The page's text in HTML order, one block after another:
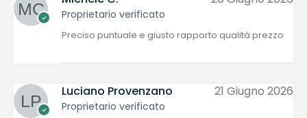
Proprietario verificato
Preciso puntuale e giusto rapporto qualità prezzo
Luciano Provenzano
Proprietario verificato
21 Giugno 2026